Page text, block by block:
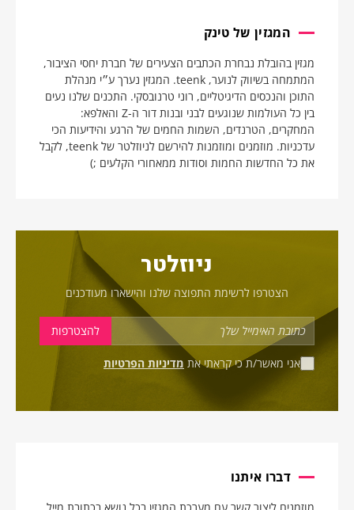
המגזין של טינק
מגזין בהובלת נבחרת הכתבים הצעירים של חברת יחסי הציבור,
המתמחה בשיווק לנוער, teenk. המגזין נערך ע״י מנהלת
התוכן והנכסים הדיגיטליים, רוני טרנובסקי. התכנים שלנו נעים
בין כל העולמות שנוגעים לבני ובנות דור ה-Z והאלפא:
המחקרים, הטרנדים, השמות החמים של הרגע והידיעות הכי
עדכניות. מוזמנים ומוזמנות להירשם לניוזלטר של teenk, לקבל
את כל החדשות החמות וסודות ממאחורי הקלעים ;)
ניוזלטר
הצטרפו לרשימת התפוצה שלנו והישארו מעודכנים
אני מאשר/ת כי קראתי את מדיניות הפרטיות
דברו איתנו